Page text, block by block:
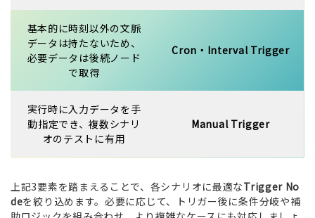
基本的に時刻以外の文脈
データは持たないため、
必要データは後続ノード
で取得
Cron・Interval Trigger
実行時に入力データを手
動指定でき、複数シナリ
オのテストに有用
Manual Trigger
上記3要素を踏まえることで、各シナリオに最適なTrigger No
deを絞り込めます。必要に応じて、トリガー後に条件分岐や補